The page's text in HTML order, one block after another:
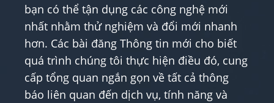
bạn có thể tận dụng các công nghệ mới
nhất nhằm thử nghiệm và đổi mới nhanh
hơn. Các bài đăng Thông tin mới cho biết
quá trình chúng tôi thực hiện điều đó, cung
cấp tổng quan ngắn gọn về tất cả thông
báo liên quan đến dịch vụ, tính năng và